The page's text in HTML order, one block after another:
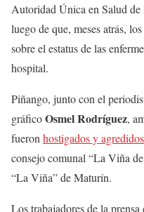
Autoridad Única en Salud
luego de que, meses atrás,
sobre el estatus de las
hospital.
Piñango, junto con el
gráficoOsmel Rodríguez,
fueron hostigados y agredidos
consejo comunal “La Viña
“La Viña” de Maturín.
Los trabajadores de la